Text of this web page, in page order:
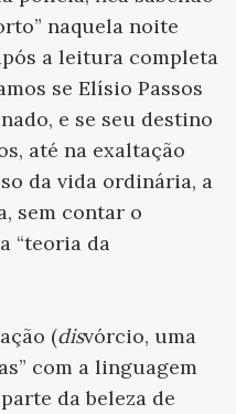
naquela noite
a leitura completa
se Elísio Passos
e se seu destino
até na exaltação
da vida ordinária, a
sem contar o
“teoria da
(disvórcio, uma
com a linguagem
da beleza de